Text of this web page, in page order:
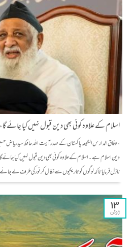
اسلام کے علاوہ کوئی بھی دین قبول نہیں کیا جائے
، وفاق المدار س الشیعہ پاکستان کے صدر آیت اللہ حافظ سید ریاض
دین اسلام ہے۔اسلام کے علاوہ کوئی بھی دین قبول نہیں کیا جائے
نازل فرمایا تاکہ لوگوں کو تاریکیوں سے نکال کر نور کی طرف لے
13
ژوئن